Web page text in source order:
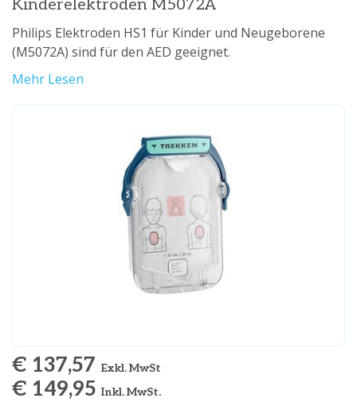
Kinderelektroden M5072A
Philips Elektroden HS1 für Kinder und Neugeborene
(M5072A) sind für den AED geeignet.
Mehr Lesen
€ 137,57 Exkl. MwSt
€ 149,95 Inkl. MwSt.